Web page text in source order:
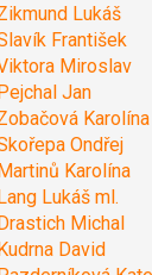
Lukáš
František
Miroslav
Jan
Karolína
Ondřej
Karolína
Lukáš ml.
Michal
David